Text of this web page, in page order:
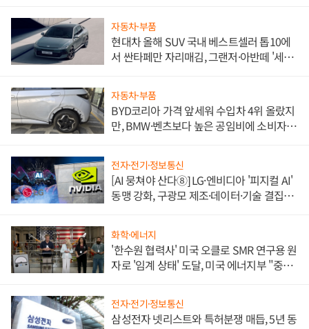
자동차·부품
현대차 올해 SUV 국내 베스트셀러 톱10에
서 싼타페만 자리매김, 그랜저·아반떼 '세단
자동차·부품
BYD코리아 가격 앞세워 수입차 4위 올랐지
만, BMW·벤츠보다 높은 공임비에 소비자
전자·전기·정보통신
[AI 뭉쳐야 산다⑧] LG·엔비디아 '피지컬 AI'
동맹 강화, 구광모 제조·데이터·기술 결집
화학·에너지
'한수원 협력사' 미국 오클로 SMR 연구용 원
자로 '임계 상태' 도달, 미국 에너지부 "중요
전자·전기·정보통신
삼성전자 넷리스트와 특허분쟁 매듭, 5년 동